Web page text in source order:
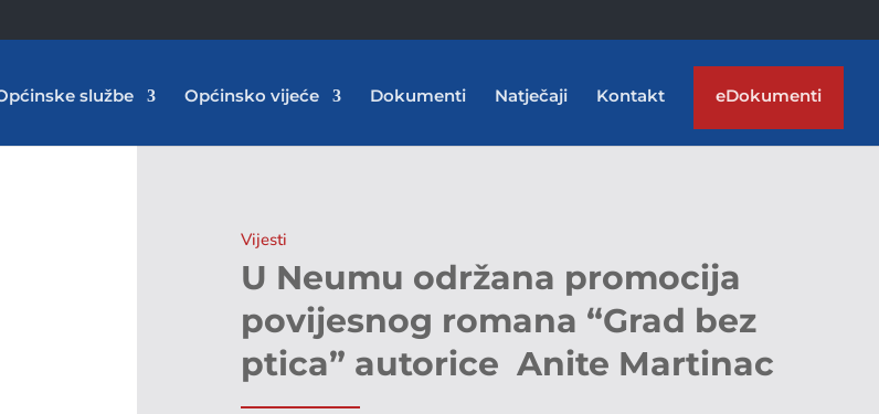
službe Općinsko vijeće Dokumenti Natječaji Kontakt eDokumenti
Vijesti
U Neumu održana promocija
povijesnog romana “Grad bez
ptica” autorice Anite Martinac